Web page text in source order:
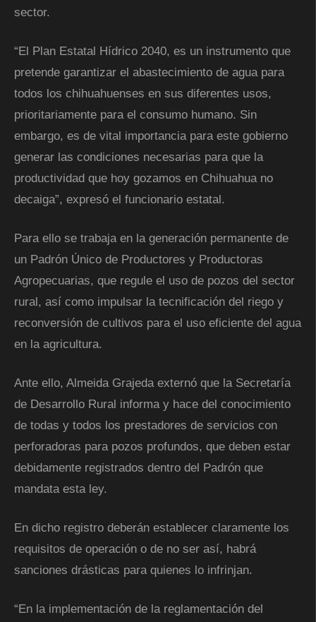
sector.
“El Plan Estatal Hídrico 2040, es un instrumento que
pretende garantizar el abastecimiento de agua para
todos los chihuahuenses en sus diferentes usos,
prioritariamente para el consumo humano. Sin
embargo, es de vital importancia para este gobierno
generar las condiciones necesarias para que la
productividad que hoy gozamos en Chihuahua no
decaiga”, expresó el funcionario estatal.
Para ello se trabaja en la generación permanente de
un Padrón Único de Productores y Productoras
Agropecuarias, que regule el uso de pozos del sector
rural, así como impulsar la tecnificación del riego y
reconversión de cultivos para el uso eficiente del agua
en la agricultura.
Ante ello, Almeida Grajeda externó que la Secretaría
de Desarrollo Rural informa y hace del conocimiento
de todas y todos los prestadores de servicios con
perforadoras para pozos profundos, que deben estar
debidamente registrados dentro del Padrón que
mandata esta ley.
En dicho registro deberán establecer claramente los
requisitos de operación o de no ser así, habrá
sanciones drásticas para quienes lo infrinjan.
“En la implementación de la reglamentación del